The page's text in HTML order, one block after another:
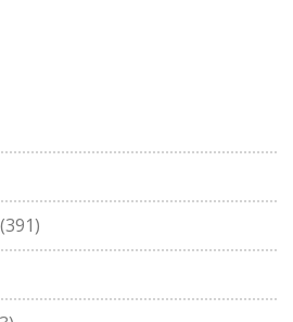
(391)